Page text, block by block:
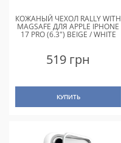
КОЖАНЫЙ ЧЕХОЛ RALLY WITH
MAGSAFE ДЛЯ APPLE IPHONE
17 PRO (6.3") BEIGE / WHITE
519 грн
КУПИТЬ